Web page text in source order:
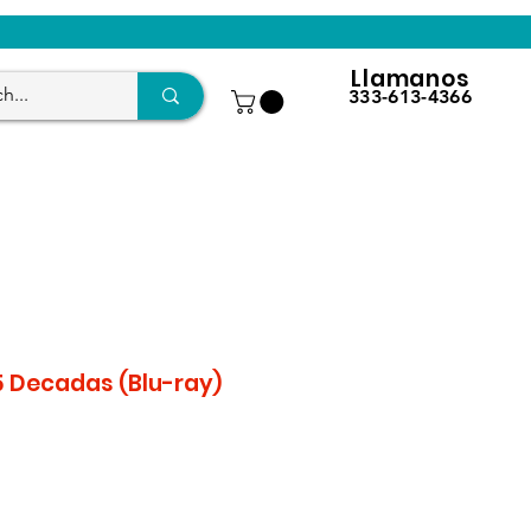
Llamanos
333-613-4366
Decadas (Blu-ray)